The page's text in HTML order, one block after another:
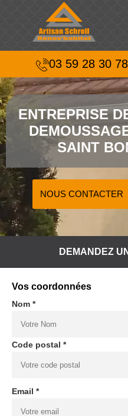
03 59 28 30 78
ENTREPRISE
SAINT
NOUS CONTACTER
DEMANDEZ
Vos coordonnées
Nom *
Code postal *
Email *